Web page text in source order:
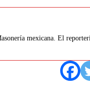
mexicana. El